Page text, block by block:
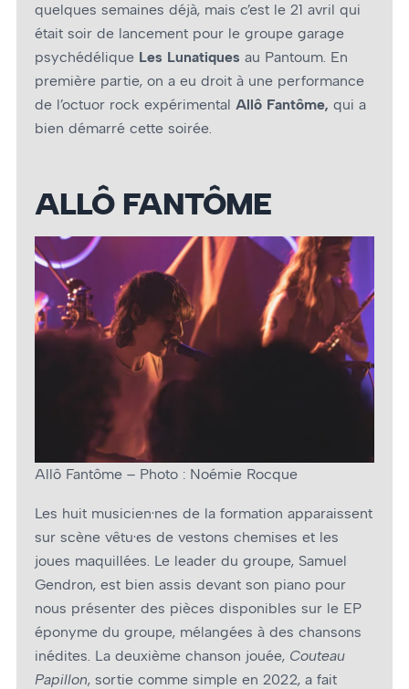
quelques semaines déjà, mais c’est le 21 avril qui
était soir de lancement pour le groupe garage
psychédélique Les Lunatiques au Pantoum. En
première partie, on a eu droit à une performance
de l’octuor rock expérimental Allô Fantôme, qui a
bien démarré cette soirée.
ALLÔ FANTÔME
Allô Fantôme – Photo : Noémie Rocque
Les huit musicien·nes de la formation apparaissent
sur scène vêtu·es de vestons chemises et les
joues maquillées. Le leader du groupe, Samuel
Gendron, est bien assis devant son piano pour
nous présenter des pièces disponibles sur le EP
éponyme du groupe, mélangées à des chansons
inédites. La deuxième chanson jouée, Couteau
Papillon, sortie comme simple en 2022, a fait